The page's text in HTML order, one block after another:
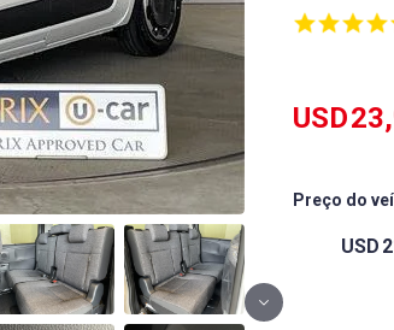
USD
Preço do
USD